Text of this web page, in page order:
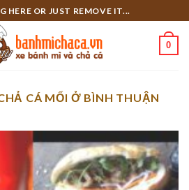
HERE OR JUST REMOVE IT...
0
CÁ MỐI Ở BÌNH THUẬN